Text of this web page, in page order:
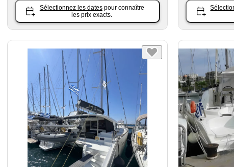
Sélectionnez les dates pour connaître
les prix exacts.